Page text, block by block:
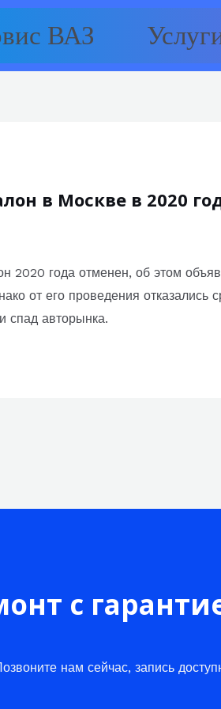
ВАЗ
в Москве в 2020
2020 года отменен, об этом
от его проведения
спад авторынка.
с
нам сейчас, запись